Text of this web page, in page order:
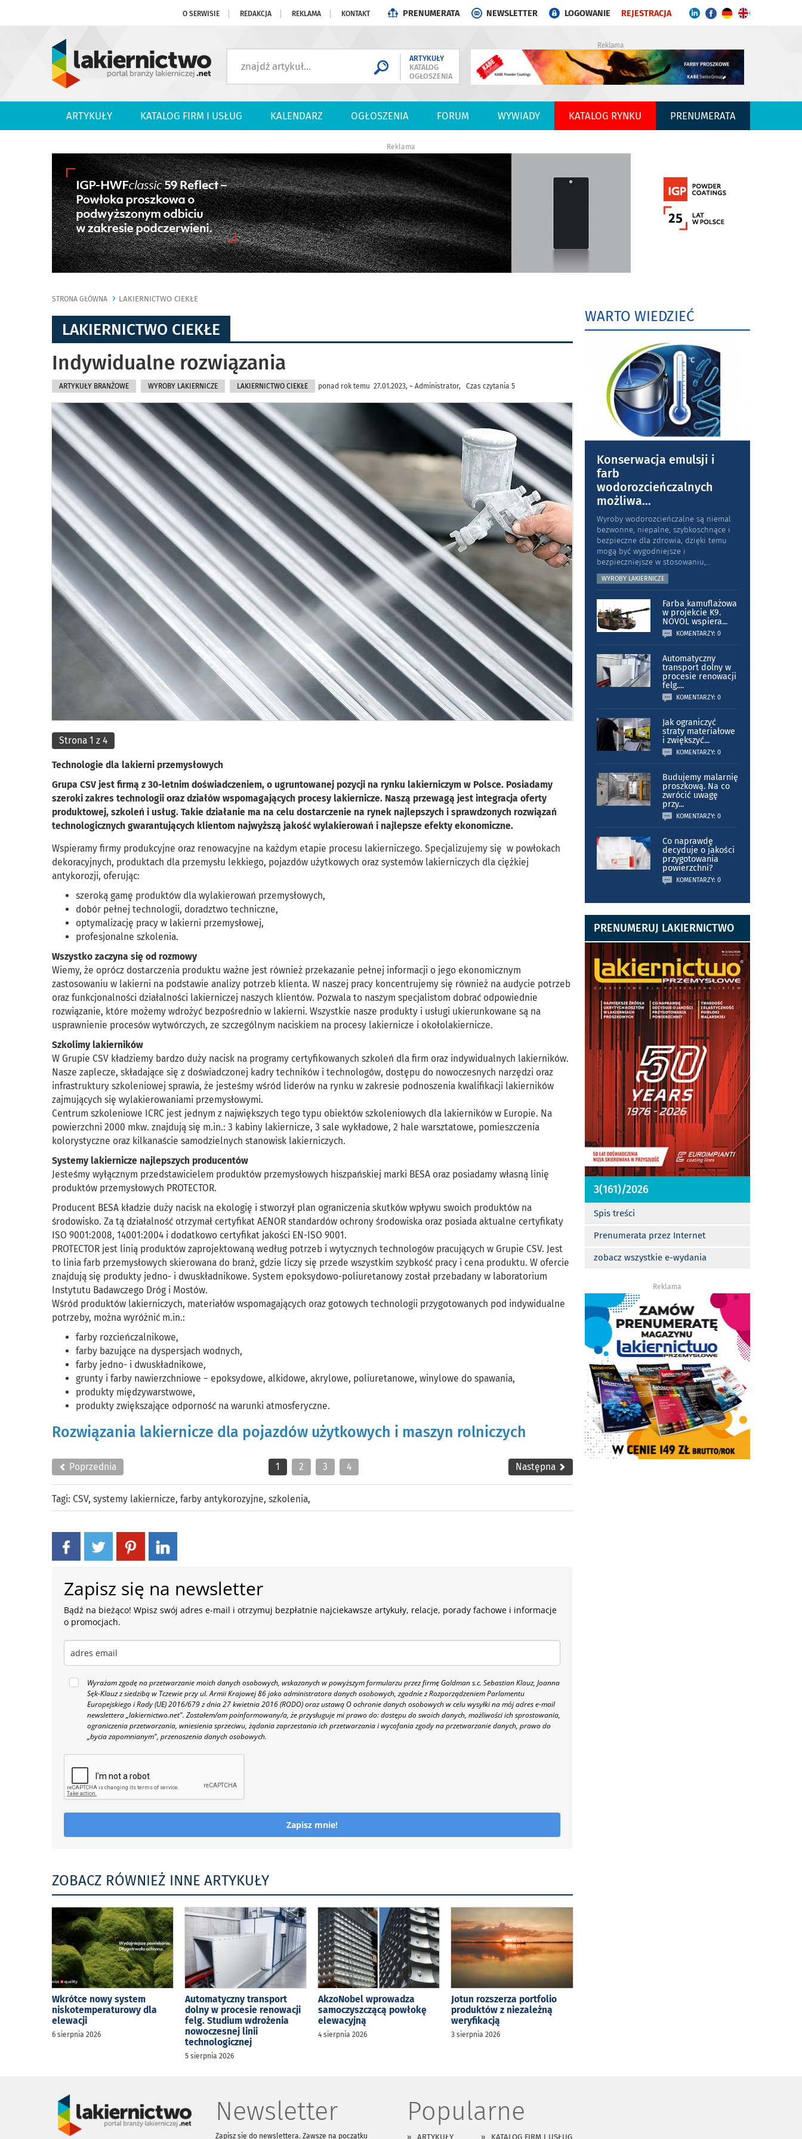
O SERWISIE REDAKCJA REKLAMA KONTAKT PRENUMERATA NEWSLETTER LOGOWANIE REJESTRACJA
ARTYKUŁY
KATALOG
OGŁOSZENIA
Reklama
ARTYKUŁY KATALOG FIRM I USŁUG KALENDARZ OGŁOSZENIA FORUM WYWIADY KATALOG RYNKU PRENUMERATA
Reklama
STRONA GŁÓWNA LAKIERNICTWO CIEKŁE
LAKIERNICTWO CIEKŁE
Indywidualne rozwiązania
ARTYKUŁY BRANŻOWE WYROBY LAKIERNICZE LAKIERNICTWO CIEKŁE ponad rok temu 27.01.2023, ~ Administrator, Czas czytania 5
Strona 1 z 4
Technologie dla lakierni przemysłowych
Grupa CSV jest firmą z 30-letnim doświadczeniem, o ugruntowanej pozycji na rynku lakierniczym w Polsce. Posiadamy
szeroki zakres technologii oraz działów wspomagających procesy lakiernicze. Naszą przewagą jest integracja oferty
produktowej, szkoleń i usług. Takie działanie ma na celu dostarczenie na rynek najlepszych i sprawdzonych rozwiązań
technologicznych gwarantujących klientom najwyższą jakość wylakierowań i najlepsze efekty ekonomiczne.
Wspieramy firmy produkcyjne oraz renowacyjne na każdym etapie procesu lakierniczego. Specjalizujemy się w powłokach
dekoracyjnych, produktach dla przemysłu lekkiego, pojazdów użytkowych oraz systemów lakierniczych dla ciężkiej
antykorozji, oferując:
szeroką gamę produktów dla wylakierowań przemysłowych,
dobór pełnej technologii, doradztwo techniczne,
optymalizację pracy w lakierni przemysłowej,
profesjonalne szkolenia.
Wszystko zaczyna się od rozmowy
Wiemy, że oprócz dostarczenia produktu ważne jest również przekazanie pełnej informacji o jego ekonomicznym
zastosowaniu w lakierni na podstawie analizy potrzeb klienta. W naszej pracy koncentrujemy się również na audycie potrzeb
oraz funkcjonalności działalności lakierniczej naszych klientów. Pozwala to naszym specjalistom dobrać odpowiednie
rozwiązanie, które możemy wdrożyć bezpośrednio w lakierni. Wszystkie nasze produkty i usługi ukierunkowane są na
usprawnienie procesów wytwórczych, ze szczególnym naciskiem na procesy lakiernicze i okołolakiernicze.
Szkolimy lakierników
W Grupie CSV kładziemy bardzo duży nacisk na programy certyfikowanych szkoleń dla firm oraz indywidualnych lakierników.
Nasze zaplecze, składające się z doświadczonej kadry techników i technologów, dostępu do nowoczesnych narzędzi oraz
infrastruktury szkoleniowej sprawia, że jesteśmy wśród liderów na rynku w zakresie podnoszenia kwalifikacji lakierników
zajmujących się wylakierowaniami przemysłowymi.
Centrum szkoleniowe ICRC jest jednym z największych tego typu obiektów szkoleniowych dla lakierników w Europie. Na
powierzchni 2000 mkw. znajdują się m.in.: 3 kabiny lakiernicze, 3 sale wykładowe, 2 hale warsztatowe, pomieszczenia
kolorystyczne oraz kilkanaście samodzielnych stanowisk lakierniczych.
Systemy lakiernicze najlepszych producentów
Jesteśmy wyłącznym przedstawicielem produktów przemysłowych hiszpańskiej marki BESA oraz posiadamy własną linię
produktów przemysłowych PROTECTOR.
Producent BESA kładzie duży nacisk na ekologię i stworzył plan ograniczenia skutków wpływu swoich produktów na
środowisko. Za tą działalność otrzymał certyfikat AENOR standardów ochrony środowiska oraz posiada aktualne certyfikaty
ISO 9001:2008, 14001:2004 i dodatkowo certyfikat jakości EN-ISO 9001.
PROTECTOR jest linią produktów zaprojektowaną według potrzeb i wytycznych technologów pracujących w Grupie CSV. Jest
to linia farb przemysłowych skierowana do branż, gdzie liczy się przede wszystkim szybkość pracy i cena produktu. W ofercie
znajdują się produkty jedno- i dwuskładnikowe. System epoksydowo-poliuretanowy został przebadany w laboratorium
Instytutu Badawczego Dróg i Mostów.
Wśród produktów lakierniczych, materiałów wspomagających oraz gotowych technologii przygotowanych pod indywidualne
potrzeby, można wyróżnić m.in.:
farby rozcieńczalnikowe,
farby bazujące na dyspersjach wodnych,
farby jedno- i dwuskładnikowe,
grunty i farby nawierzchniowe − epoksydowe, alkidowe, akrylowe, poliuretanowe, winylowe do spawania,
produkty międzywarstwowe,
produkty zwiększające odporność na warunki atmosferyczne.
Rozwiązania lakiernicze dla pojazdów użytkowych i maszyn rolniczych
Poprzednia 1 2 3 4 Następna
Tagi: CSV, systemy lakiernicze, farby antykorozyjne, szkolenia,
Zapisz się na newsletter
Bądź na bieżąco! Wpisz swój adres e-mail i otrzymuj bezpłatnie najciekawsze artykuły, relacje, porady fachowe i informacje
o promocjach.
Wyrażam zgodę na przetwarzanie moich danych osobowych, wskazanych w powyższym formularzu przez firmę Goldman s.c. Sebastian Klauz, Joanna
Sęk-Klauz z siedzibą w Tczewie przy ul. Armii Krajowej 86 jako administratora danych osobowych, zgodnie z Rozporządzeniem Parlamentu
Europejskiego i Rady (UE) 2016/679 z dnia 27 kwietnia 2016 (RODO) oraz ustawą O ochronie danych osobowych w celu wysyłki na mój adres e-mail
newslettera „lakiernictwo.net". Zostałem/am poinformowany/a, że przysługuje mi prawo do: dostępu do swoich danych, możliwości ich sprostowania,
ograniczenia przetwarzania, wniesienia sprzeciwu, żądania zaprzestania ich przetwarzania i wycofania zgody na przetwarzanie danych, prawo do
„bycia zapomnianym", przenoszenia danych osobowych.
Zapisz mnie!
ZOBACZ RÓWNIEŻ INNE ARTYKUŁY
Wkrótce nowy system
niskotemperaturowy dla
elewacji
6 sierpnia 2026
Automatyczny transport
dolny w procesie renowacji
felg. Studium wdrożenia
nowoczesnej linii
technologicznej
5 sierpnia 2026
AkzoNobel wprowadza
samoczyszczącą powłokę
elewacyjną
4 sierpnia 2026
Jotun rozszerza portfolio
produktów z niezależną
weryfikacją
3 sierpnia 2026
WARTO WIEDZIEĆ
Konserwacja emulsji i
farb
wodorozcieńczalnych
możliwa...
Wyroby wodorozcieńczalne są niemal
bezwonne, niepalne, szybkoschnące i
bezpieczne dla zdrowia, dzięki temu
mogą być wygodniejsze i
bezpieczniejsze w stosowaniu,...
WYROBY LAKIERNICZE
Farba kamuflażowa
w projekcie K9.
NOVOL wspiera...
KOMENTARZY: 0
Automatyczny
transport dolny w
procesie renowacji
felg....
KOMENTARZY: 0
Jak ograniczyć
straty materiałowe
i zwiększyć...
KOMENTARZY: 0
Budujemy malarnię
proszkową. Na co
zwrócić uwagę
przy...
KOMENTARZY: 0
Co naprawdę
decyduje o jakości
przygotowania
powierzchni?
KOMENTARZY: 0
PRENUMERUJ LAKIERNICTWO
3(161)/2026
Spis treści
Prenumerata przez Internet
zobacz wszystkie e-wydania
Reklama
Newsletter
Zapisz się do newslettera. Zawsze na początku
Popularne
ARTYKUŁY KATALOG FIRM I USŁUG